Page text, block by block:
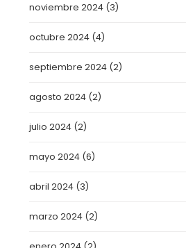
noviembre 2024 (3)
octubre 2024 (4)
septiembre 2024 (2)
agosto 2024 (2)
julio 2024 (2)
mayo 2024 (6)
abril 2024 (3)
marzo 2024 (2)